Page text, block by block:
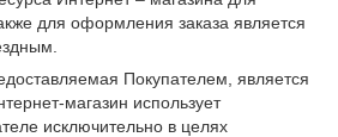
для оформления заказа является
Покупателем, является
магазин использует
исключительно в целях